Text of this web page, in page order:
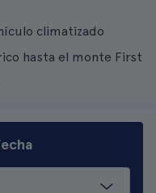
climatizado
hasta el monte First